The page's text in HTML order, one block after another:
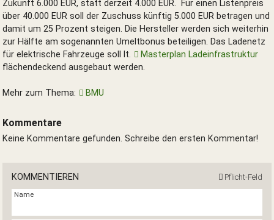
Zukunft 6.000 EUR, statt derzeit 4.000 EUR. Für einen Listenpreis
über 40.000 EUR soll der Zuschuss künftig 5.000 EUR betragen und
damit um 25 Prozent steigen. Die Hersteller werden sich weiterhin
zur Hälfte am sogenannten Umeltbonus beteiligen. Das Ladenetz
für elektrische Fahrzeuge soll lt.
Masterplan Ladeinfrastruktur
flächendeckend ausgebaut werden.
Mehr zum Thema: BMU
Kommentare
Keine Kommentare gefunden. Schreibe den ersten Kommentar!
Pflicht-Feld
KOMMENTIEREN
Name